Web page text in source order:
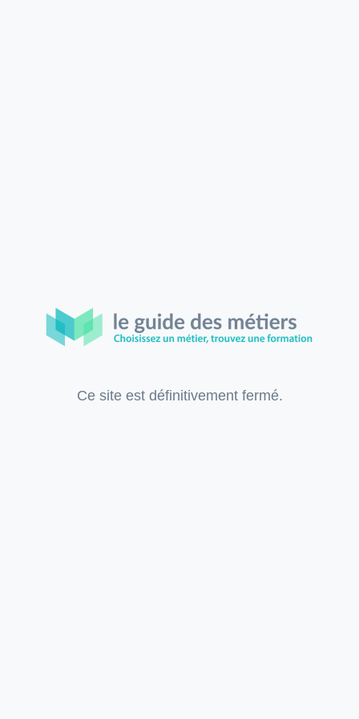
Ce site est définitivement fermé.